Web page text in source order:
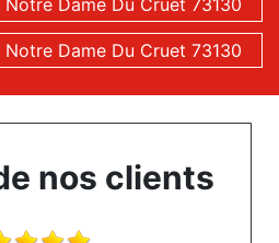
Dame Du Cruet 73130
Dame Du Cruet 73130
nos clients